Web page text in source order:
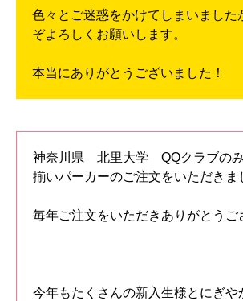
色々とご迷惑をかけてしまいました
ぞよろしくお願いします。
本当にありがとうございました！
神奈川県 北里大学 QQクラブのみ
揃いパーカーのご注文をいただきま
毎年ご注文をいただきありがとうご
今年もたくさんの新入生様とにぎや